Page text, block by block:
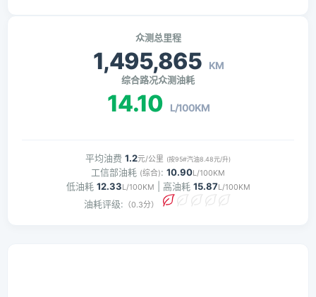
众测总里程
1,495,865 KM
综合路况众测油耗
14.10 L/100KM
平均油费 1.2元/公里 (按95#汽油8.48元/升)
工信部油耗 (综合): 10.90L/100KM
低油耗 12.33L/100KM | 高油耗 15.87L/100KM
油耗评级: （0.3分）